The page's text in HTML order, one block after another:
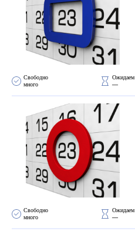
Свободно
много
Ожидаем
—
Свободно
много
Ожидаем
—